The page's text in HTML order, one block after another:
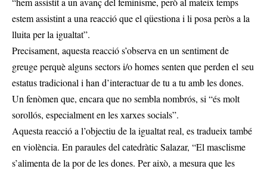
estem assistint a una reacció que el qüestiona i li posa peròs a la
lluita per la igualtat”.
Precisament, aquesta reacció s’observa en un sentiment de
greuge perquè alguns sectors i/o homes senten que perden el seu
estatus tradicional i han d’interactuar de tu a tu amb les dones.
Un fenòmen que, encara que no sembla nombrós, si “és molt
sorollós, especialment en les xarxes socials”.
Aquesta reacció a l’objectiu de la igualtat real, es tradueix també
en violència. En paraules del catedràtic Salazar, “El masclisme
s’alimenta de la por de les dones. Per això, a mesura que les